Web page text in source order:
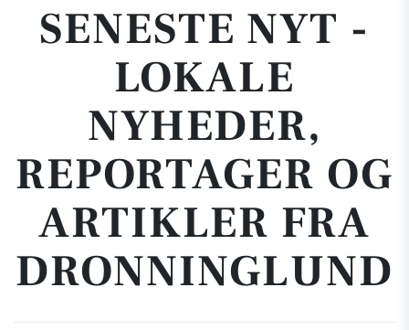
SENESTE NYT -
LOKALE
NYHEDER,
REPORTAGER OG
ARTIKLER FRA
DRONNINGLUND